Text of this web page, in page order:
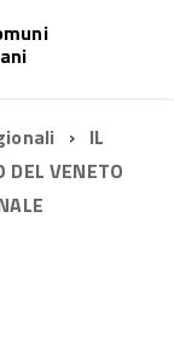
IL
DEL VENETO